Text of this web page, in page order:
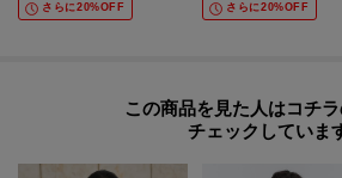
さらに20%OFF さらに20%OFF
この商品を見た人はコチ
チェックしていま